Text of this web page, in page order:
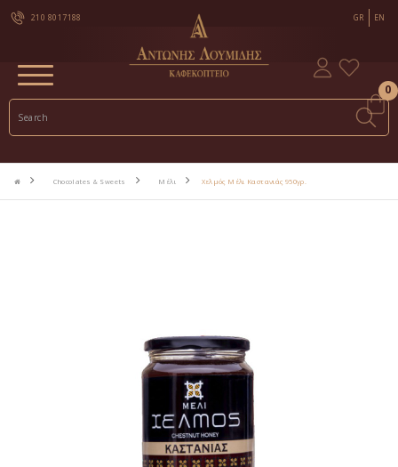
210 8017188 GR EN
0
Chocolates & Sweets Μέλι Χελμός Μέλι Καστανιάς 950γρ.